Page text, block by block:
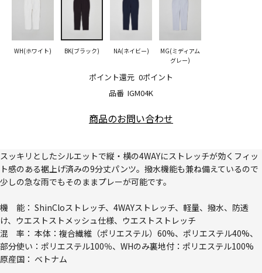
品番 IGM04K
ポイント還元 0ポイント
WH(ホワイト) BK(ブラック) NA(ネイビー)
MG(ミディアム
グレー)
商品のお問い合わせ
スッキリとしたシルエットで縦・横の4WAYにストレッチが効くフィッ
ト感のある裾上げ済みの9分丈パンツ。撥水機能も兼ね備えているので
少しの急な雨でもそのままプレーが可能です。
機 能： ShinCloストレッチ、4WAYストレッチ、軽量、撥水、防透
け、ウエストストメッシュ仕様、ウエストストレッチ
混 率： 本体：複合繊維（ポリエステル）60%、ポリエステル40%、
部分使い：ポリエステル100％、WHのみ裏地付：ポリエステル100%
原産国： ベトナム